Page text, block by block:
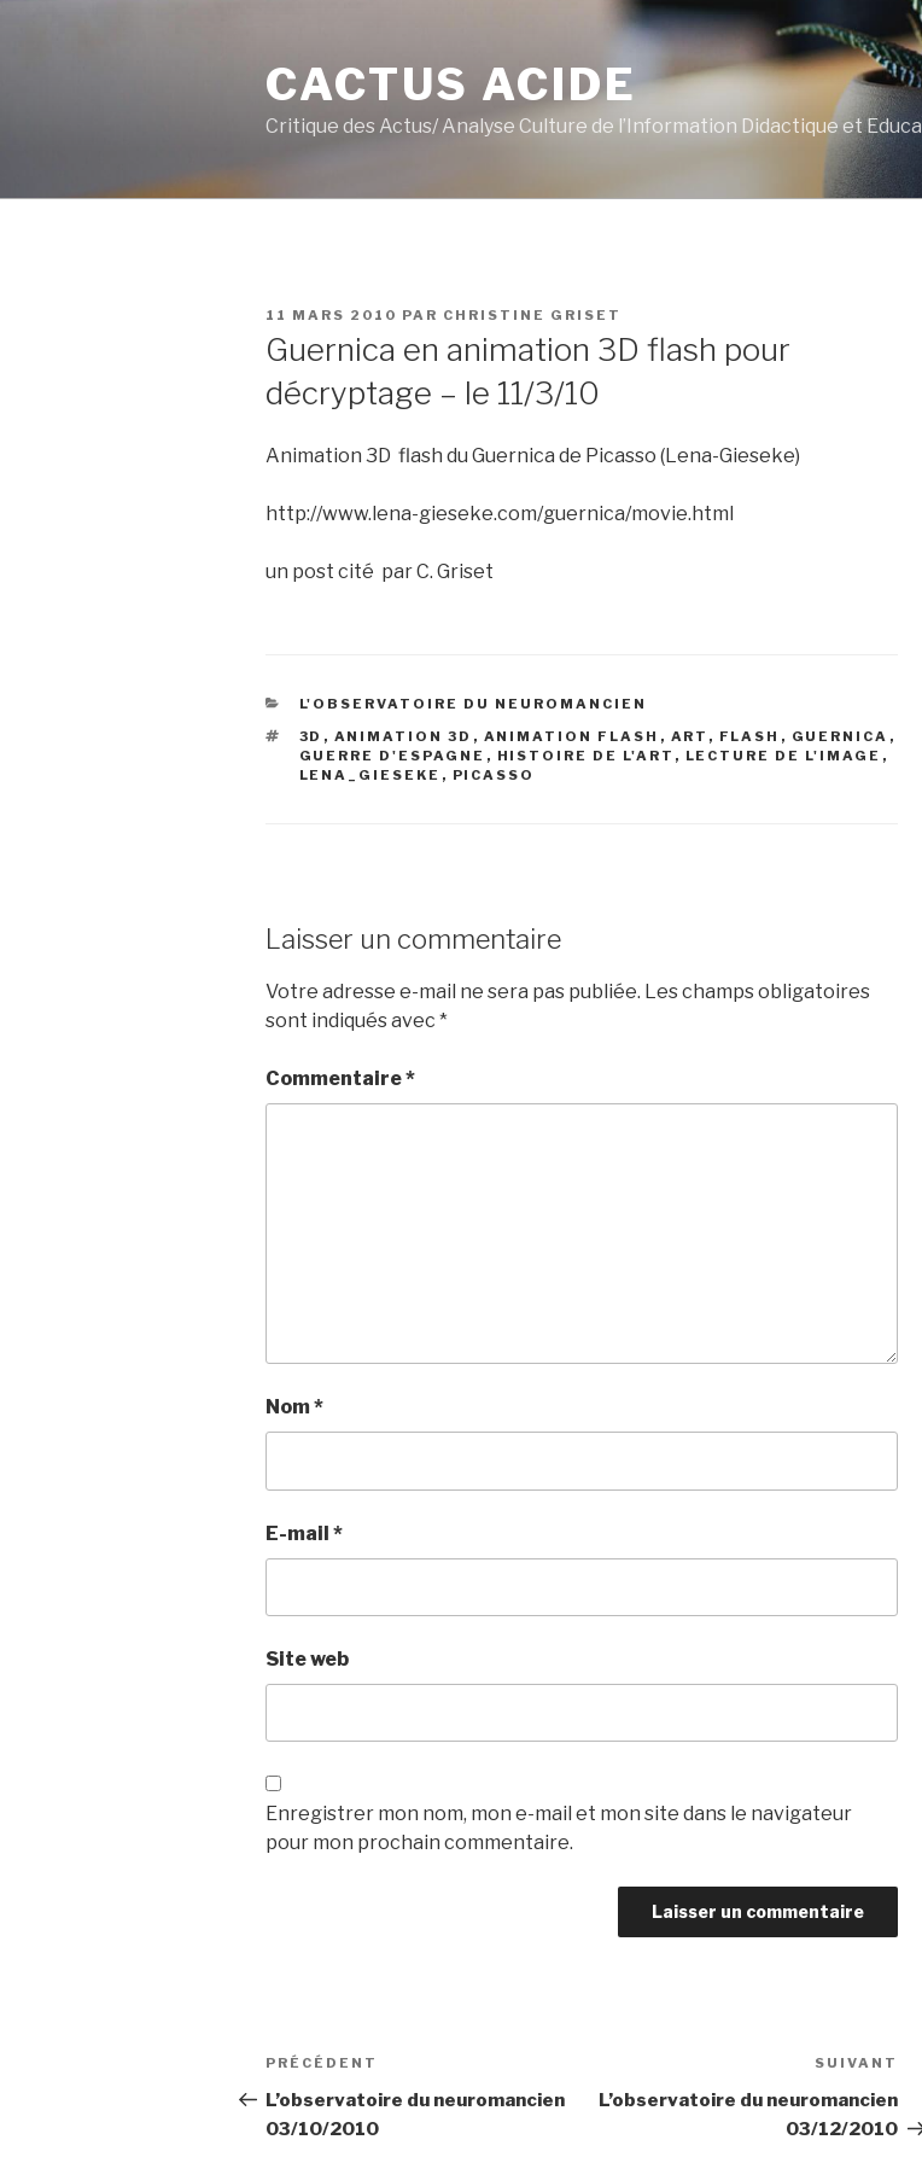
CACTUS ACIDE
Critique des Actus/ Analyse Culture de l’Information Didactique et
PUBLIÉ
11 MARS 2010 PAR CHRISTINE GRISET
Guernica en animation 3D flash pour
décryptage – le 11/3/10
Animation 3D flash du Guernica de Picasso (Lena-Gieseke)
http://www.lena-gieseke.com/guernica/movie.html
un post cité par C. Griset
CATÉGORIES
L'OBSERVATOIRE DU NEUROMANCIEN
ÉTIQUETTES
3D , ANIMATION 3D , ANIMATION FLASH , ART , FLASH , GUERNICA ,
GUERRE D'ESPAGNE , HISTOIRE DE L'ART , LECTURE DE L'IMAGE ,
LENA_GIESEKE , PICASSO
Laisser un commentaire
Votre adresse e-mail ne sera pas publiée. Les champs obligatoires
sont indiqués avec *
Commentaire*
Nom*
E-mail *
Site web
Enregistrer mon nom, mon e-mail et mon site dans le navigateur
pour mon prochain commentaire.
Navigation
de
l’article
Article
précédent
PRÉCÉDENT
L’observatoire du neuromancien
03/10/2010
SUIVANT
L’observatoire du neuromancien
03/12/2010